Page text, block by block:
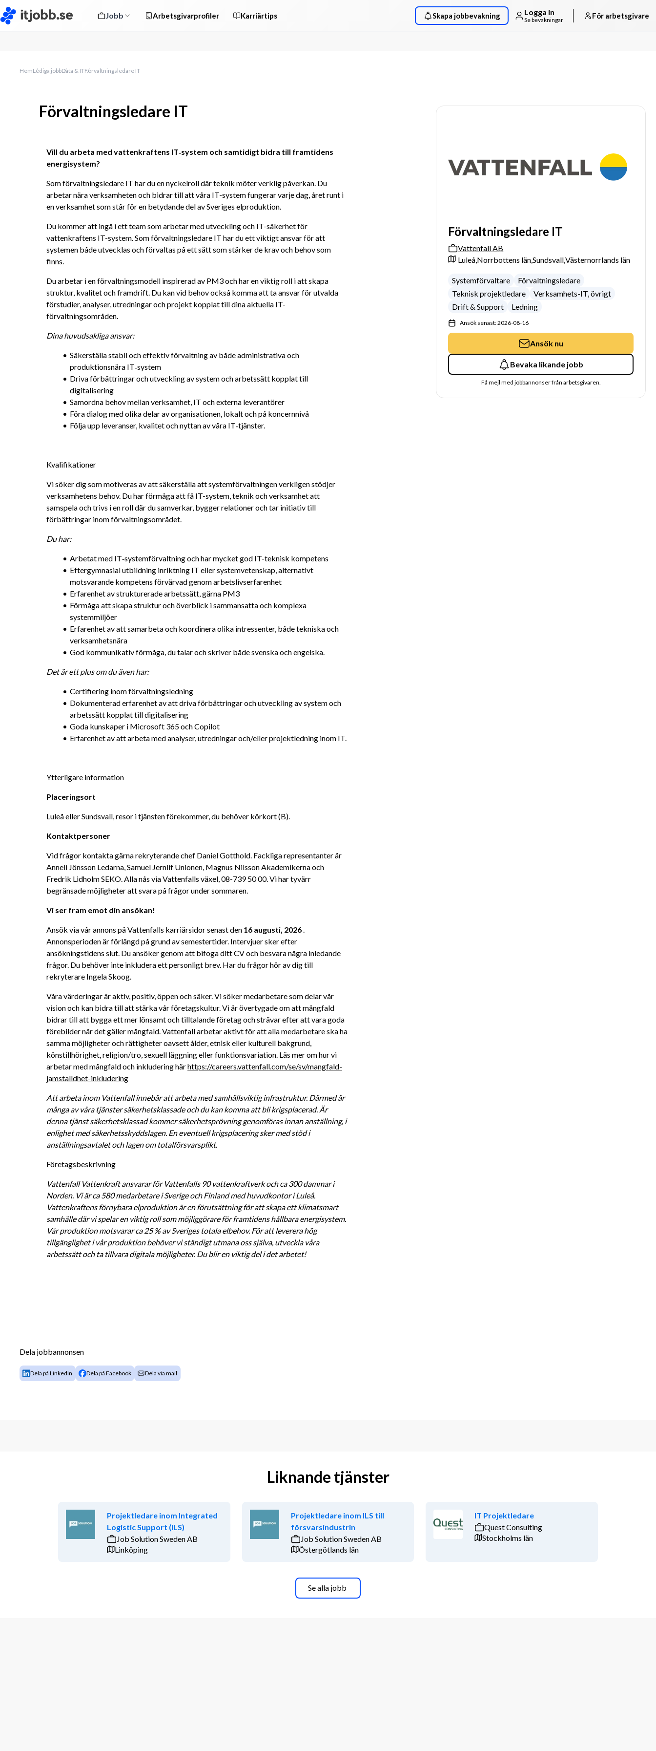
Jobb Arbetsgivarprofiler Karriärtips Skapa jobbevakning Logga in
Se bevakningar För arbetsgivare
HemLediga jobbData & ITFörvaltningsledare IT
Förvaltningsledare IT
Vill du arbeta med vattenkraftens IT‑system och samtidigt bidra till framtidens
energisystem?
Som förvaltningsledare IT har du en nyckelroll där teknik möter verklig påverkan. Du
arbetar nära verksamheten och bidrar till att våra IT-system fungerar varje dag, året runt i
en verksamhet som står för en betydande del av Sveriges elproduktion.
Du kommer att ingå i ett team som arbetar med utveckling och IT-säkerhet för
vattenkraftens IT-system. Som förvaltningsledare IT har du ett viktigt ansvar för att
systemen både utvecklas och förvaltas på ett sätt som stärker de krav och behov som
finns.
Du arbetar i en förvaltningsmodell inspirerad av PM3 och har en viktig roll i att skapa
struktur, kvalitet och framdrift. Du kan vid behov också komma att ta ansvar för utvalda
förstudier, analyser, utredningar och projekt kopplat till dina aktuella IT-
förvaltningsområden.
Dina huvudsakliga ansvar:
Säkerställa stabil och effektiv förvaltning av både administrativa och
produktionsnära IT‑system
Driva förbättringar och utveckling av system och arbetssätt kopplat till
digitalisering
Samordna behov mellan verksamhet, IT och externa leverantörer
Föra dialog med olika delar av organisationen, lokalt och på koncernnivå
Följa upp leveranser, kvalitet och nyttan av våra IT‑tjänster.
Kvalifikationer
Vi söker dig som motiveras av att säkerställa att systemförvaltningen verkligen stödjer
verksamhetens behov. Du har förmåga att få IT-system, teknik och verksamhet att
samspela och trivs i en roll där du samverkar, bygger relationer och tar initiativ till
förbättringar inom förvaltningsområdet.
Du har:
Arbetat med IT‑systemförvaltning och har mycket god IT-teknisk kompetens
Eftergymnasial utbildning inriktning IT eller systemvetenskap, alternativt
motsvarande kompetens förvärvad genom arbetslivserfarenhet
Erfarenhet av strukturerade arbetssätt, gärna PM3
Förmåga att skapa struktur och överblick i sammansatta och komplexa
systemmiljöer
Erfarenhet av att samarbeta och koordinera olika intressenter, både tekniska och
verksamhetsnära
God kommunikativ förmåga, du talar och skriver både svenska och engelska.
Det är ett plus om du även har:
Certifiering inom förvaltningsledning
Dokumenterad erfarenhet av att driva förbättringar och utveckling av system och
arbetssätt kopplat till digitalisering
Goda kunskaper i Microsoft 365 och Copilot
Erfarenhet av att arbeta med analyser, utredningar och/eller projektledning inom IT.
Ytterligare information
Placeringsort
Luleå eller Sundsvall, resor i tjänsten förekommer, du behöver körkort (B).
Kontaktpersoner
Vid frågor kontakta gärna rekryterande chef Daniel Gotthold. Fackliga representanter är
Anneli Jönsson Ledarna, Samuel Jernlif Unionen, Magnus Nilsson Akademikerna och
Fredrik Lidholm SEKO. Alla nås via Vattenfalls växel, 08-739 50 00. Vi har tyvärr
begränsade möjligheter att svara på frågor under sommaren.
Vi ser fram emot din ansökan!
Ansök via vår annons på Vattenfalls karriärsidor senast den 16 augusti, 2026 .
Annonsperioden är förlängd på grund av semestertider. Intervjuer sker efter
ansökningstidens slut. Du ansöker genom att bifoga ditt CV och besvara några inledande
frågor. Du behöver inte inkludera ett personligt brev. Har du frågor hör av dig till
rekryterare Ingela Skoog.
Våra värderingar är aktiv, positiv, öppen och säker. Vi söker medarbetare som delar vår
vision och kan bidra till att stärka vår företagskultur. Vi är övertygade om att mångfald
bidrar till att bygga ett mer lönsamt och tilltalande företag och strävar efter att vara goda
förebilder när det gäller mångfald. Vattenfall arbetar aktivt för att alla medarbetare ska ha
samma möjligheter och rättigheter oavsett ålder, etnisk eller kulturell bakgrund,
könstillhörighet, religion/tro, sexuell läggning eller funktionsvariation. Läs mer om hur vi
arbetar med mångfald och inkludering här https://careers.vattenfall.com/se/sv/mangfald-
jamstalldhet-inkludering
Att arbeta inom Vattenfall innebär att arbeta med samhällsviktig infrastruktur. Därmed är
många av våra tjänster säkerhetsklassade och du kan komma att bli krigsplacerad. Är
denna tjänst säkerhetsklassad kommer säkerhetsprövning genomföras innan anställning, i
enlighet med säkerhetsskyddslagen. En eventuell krigsplacering sker med stöd i
anställningsavtalet och lagen om totalförsvarsplikt.
Företagsbeskrivning
Vattenfall Vattenkraft ansvarar för Vattenfalls 90 vattenkraftverk och ca 300 dammar i
Norden. Vi är ca 580 medarbetare i Sverige och Finland med huvudkontor i Luleå.
Vattenkraftens förnybara elproduktion är en förutsättning för att skapa ett klimatsmart
samhälle där vi spelar en viktig roll som möjliggörare för framtidens hållbara energisystem.
Vår produktion motsvarar ca 25 % av Sveriges totala elbehov. För att leverera hög
tillgänglighet i vår produktion behöver vi ständigt utmana oss själva, utveckla våra
arbetssätt och ta tillvara digitala möjligheter. Du blir en viktig del i det arbetet!
Förvaltningsledare IT
Vattenfall AB
Luleå,Norrbottens län,Sundsvall,Västernorrlands län
Systemförvaltare
Förvaltningsledare
Teknisk projektledare
Verksamhets-IT, övrigt
Drift & Support
Ledning
Ansök senast: 2026-08-16
Ansök nu
Bevaka likande jobb
Få mejl med jobbannonser från arbetsgivaren.
Dela jobbannonsen
Dela på LinkedIn Dela på Facebook Dela via mail
Liknande tjänster
Projektledare inom Integrated
Logistic Support (ILS)
Job Solution Sweden AB
Linköping
Projektledare inom ILS till
försvarsindustrin
Job Solution Sweden AB
Östergötlands län
IT Projektledare
Quest Consulting
Stockholms län
Se alla jobb